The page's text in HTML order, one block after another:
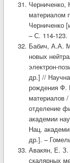
Черниченко,
материалом
Черниченко
– С. 114-123.
Бабич, А.А.
новых
электрон-
др.] //
рождения Ф.
материалов
отделение
академии
Нац.
др.]. –
Авакян, Е. З.
скалярных